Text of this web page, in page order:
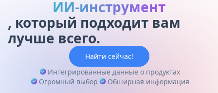
миру.
ИИ-инструмент
, который подходит вам
лучше всего.
Найти сейчас!
Интегрированные данные о продуктах
Огромный выбор
Обширная информация